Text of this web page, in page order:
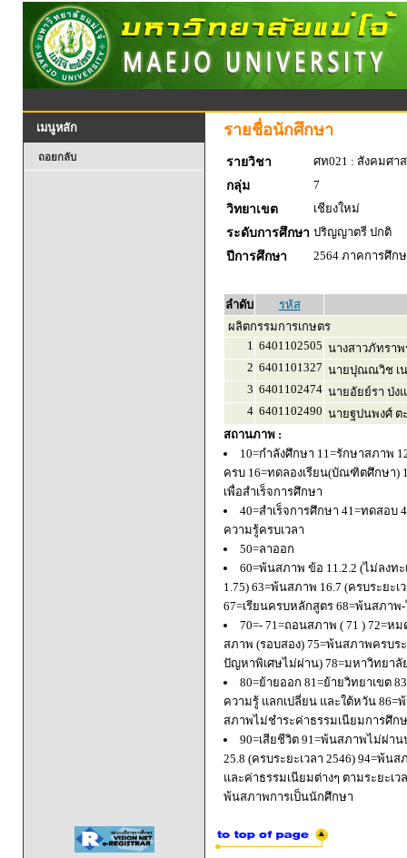
เมนูหลัก
ถอยกลับ
รายชื่อนักศึกษา
รายวิชา
ศท021 : สังคมศา
กลุ่ม
7
วิทยาเขต
เชียงใหม่
ระดับการศึกษา ปริญญาตรี ปกติ
ปีการศึกษา
2564 ภาคการศึก
ลำดับ
รหัส
ผลิตกรรมการเกษตร
1 6401102505 นางสาวภัทราพ
2 6401101327 นายปุณณวิช เ
3 6401102474 นายอัยย์รา ป่ง
4 6401102490 นายฐปนพงศ์ ต
สถานภาพ :
10=กำลังศึกษา 11=รักษาสภาพ
ครบ 16=ทดลองเรียน(บัณฑิตศึกษา)
เพื่อสำเร็จการศึกษา
40=สำเร็จการศึกษา 41=ทดสอบ
ความรู้ครบเวลา
50=ลาออก
60=พ้นสภาพ ข้อ 11.2.2 (ไม่ลงท
1.75) 63=พ้นสภาพ 16.7 (ครบระยะ
67=เรียนครบหลักสูตร 68=พ้นสภา
70=- 71=ถอนสภาพ ( 71 ) 72=
สภาพ (รอบสอง) 75=พ้นสภาพครบ
ปัญหาพิเศษไม่ผ่าน) 78=มหาวิทยา
80=ย้ายออก 81=ย้ายวิทยาเขต
ความรู้ แลกเปลี่ยน และใต้หวัน
สภาพไม่ชำระค่าธรรมเนียมการศึก
90=เสียชีวิต 91=พ้นสภาพไม่ผ่า
25.8 (ครบระยะเวลา 2546) 94=พ้
และค่าธรรมเนียมต่างๆ ตามระยะเ
พ้นสภาพการเป็นนักศึกษา